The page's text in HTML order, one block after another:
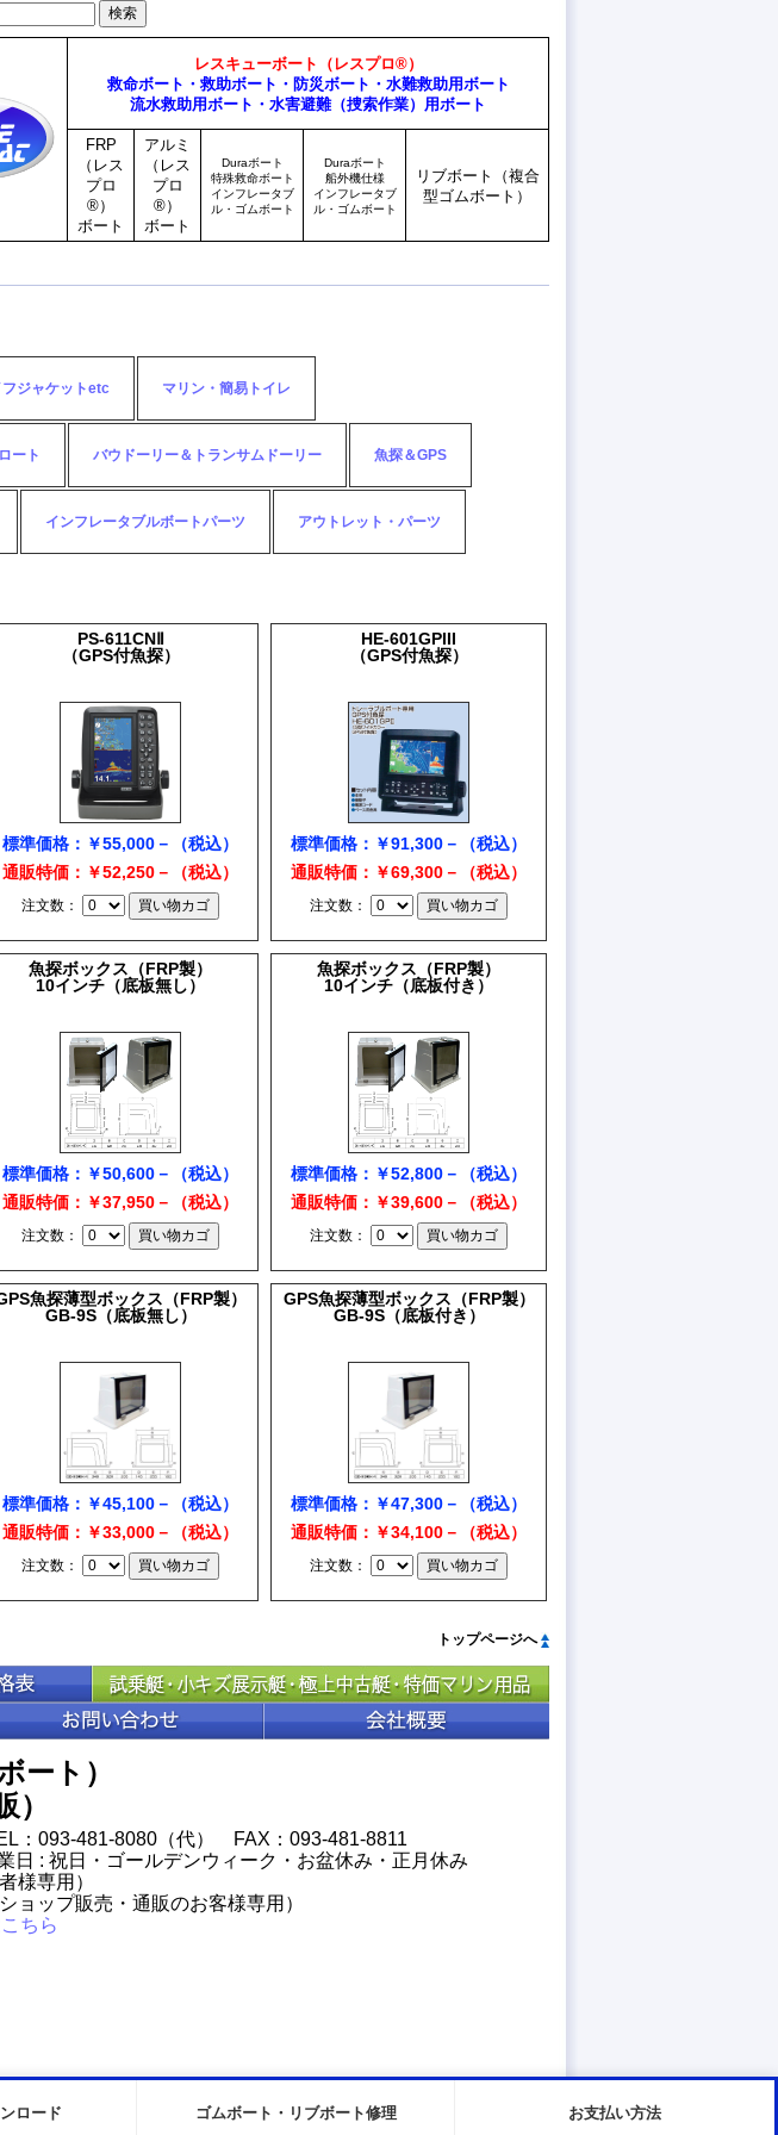
レスキューボート（レスプロ®）
救命ボート・救助ボート・防災ボート・水難救助用ボート
流水救助用ボート・水害避難（捜索作業）用ボート
FRP
（レス
プロ
®）
ボート
アルミ
（レス
プロ
®）
ボート
Duraボート
特殊救命ボート
インフレータブ
ル・ゴムボート
Duraボート
船外機仕様
インフレータブ
ル・ゴムボート
リブボート（複合
型ゴムボート）
ジャケットetc マリン・簡易トイレ
ート バウドーリー＆トランサムドーリー 魚探＆GPS
インフレータブルボートパーツ アウトレット・パーツ
PS-611CNⅡ
（GPS付魚探）
標準価格：￥55,000－（税込）
通販特価：￥52,250－（税込）
注文数：
HE-601GPIII
（GPS付魚探）
標準価格：￥91,300－（税込）
通販特価：￥69,300－（税込）
注文数：
魚探ボックス（FRP製）
10インチ（底板無し）
標準価格：￥50,600－（税込）
通販特価：￥37,950－（税込）
注文数：
魚探ボックス（FRP製）
10インチ（底板付き）
標準価格：￥52,800－（税込）
通販特価：￥39,600－（税込）
注文数：
魚探薄型ボックス（FRP製）
GB-9S（底板無し）
標準価格：￥45,100－（税込）
通販特価：￥33,000－（税込）
注文数：
GPS魚探薄型ボックス（FRP製）
GB-9S（底板付き）
標準価格：￥47,300－（税込）
通販特価：￥34,100－（税込）
注文数：
トップページへ
ート）
）
：093-481-8080（代） FAX：093-481-8811
: 祝日・ゴールデンウィーク・お盆休み・正月休み
様専用）
ップ販売・通販のお客様専用）
ちら
ロード ゴムボート・リブボート修理 お支払い方法